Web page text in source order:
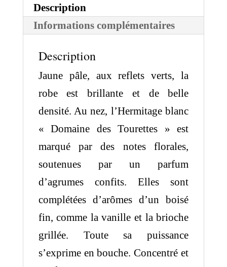
Description
Informations complémentaires
Description
Jaune pâle, aux reflets verts, la
robe est brillante et de belle
densité. Au nez, l’Hermitage blanc
« Domaine des Tourettes » est
marqué par des notes florales,
soutenues par un parfum
d’agrumes confits. Elles sont
complétées d’arômes d’un boisé
fin, comme la vanille et la brioche
grillée. Toute sa puissance
s’exprime en bouche. Concentré et